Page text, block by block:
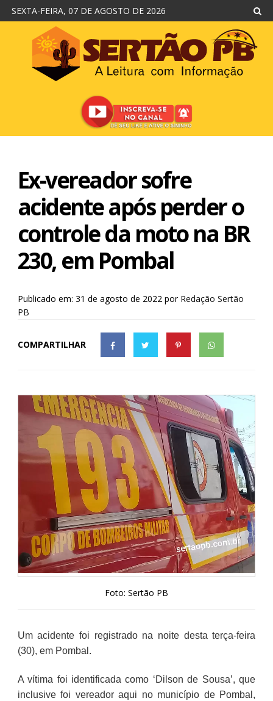
SEXTA-FEIRA, 07 DE AGOSTO DE 2026
Ex-vereador sofre
acidente após perder o
controle da moto na BR
230, em Pombal
Publicado em: 31 de agosto de 2022 por Redação Sertão
PB
COMPARTILHAR
Foto: Sertão PB
Um acidente foi registrado na noite desta terça-feira
(30), em Pombal.
A vítima foi identificada como ‘Dilson de Sousa’, que
inclusive foi vereador aqui no município de Pombal,